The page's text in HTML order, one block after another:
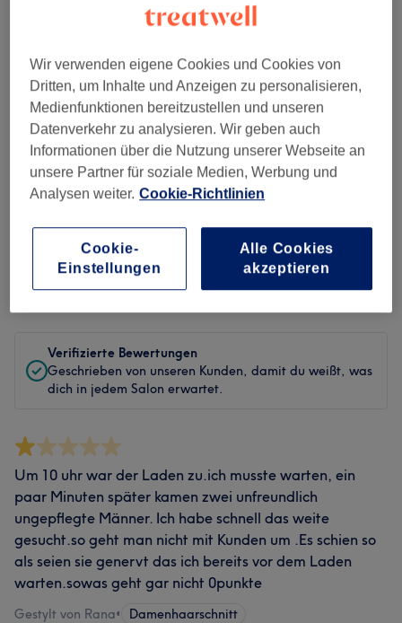
Sauberkeit
Service
Bewertungen filtern
Behandlung Alle Bewertungen
Bewertung Nach Sternen filtern
Verifizierte Bewertungen
Geschrieben von unseren Kunden, damit du weißt, was
dich in jedem Salon erwartet.
Um 10 uhr war der Laden zu.ich musste warten, ein
paar Minuten später kamen zwei unfreundlich
ungepflegte Männer. Ich habe schnell das weite
gesucht.so geht man nicht mit Kunden um .Es schien so
als seien sie genervt das ich bereits vor dem Laden
warten.sowas geht gar nicht 0punkte
Gestylt von Rana• Damenhaarschnitt
Wir verwenden eigene Cookies und Cookies von
Dritten, um Inhalte und Anzeigen zu personalisieren,
Medienfunktionen bereitzustellen und unseren
Datenverkehr zu analysieren. Wir geben auch
Informationen über die Nutzung unserer Webseite an
unsere Partner für soziale Medien, Werbung und
Analysen weiter. Cookie-Richtlinien
Cookie-
Einstellungen
Alle Cookies
akzeptieren